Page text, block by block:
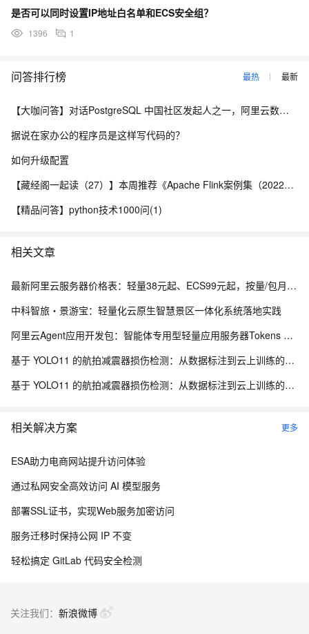
是否可以同时设置IP地址白名单和ECS安全组？
1396 1
问答排行榜 最热 最新
【大咖问答】对话PostgreSQL 中国社区发起人之一，阿里云数据库高级专家 德哥
据说在家办公的程序员是这样写代码的？
如何升级配置
【藏经阁一起读（27）】本周推荐《Apache Flink案例集（2022版）》，你有哪些心得？
【精品问答】python技术1000问(1)
相关文章
最新阿里云服务器价格表：轻量38元起、ECS99元起，按量/包月/包年，新老用户同享优惠明细参考
中科智旅・景游宝：轻量化云原生智慧景区一体化系统落地实践
阿里云Agent应用开发包：智能体专用型轻量应用服务器Tokens 2亿、4亿及8亿，首月5折活动
基于 YOLO11 的航拍减震器损伤检测：从数据标注到云上训练的全流程实践
基于 YOLO11 的航拍减震器损伤检测：从数据标注到云上训练的全流程实践
相关解决方案 更多
ESA助力电商网站提升访问体验
通过私网安全高效访问 AI 模型服务
部署SSL证书，实现Web服务加密访问
服务迁移时保持公网 IP 不变
轻松搞定 GitLab 代码安全检测
关注我们： 新浪微博